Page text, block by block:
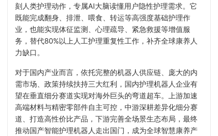
刻人类护理动作，专属AI大脑读懂用户隐性护理需求。它
既能完成翻身、排泄、喂食、转运等高强度基础护理作
业，也能实现体征监测、心理疏导、紧急救援等增值服
务，替代80%以上人工护理重复性工作，补齐全球康养人
力缺口。
对于国内产业而言，依托完整的机器人供应链、庞大的内
需市场、政策持续扶持三大红利，国内护理机器人企业有
望在垂直细分赛道实现对海外巨头的弯道超车。上游加速
高端材料与精密零部件自主可控，中游深耕差异化细分赛
道、打造高性价比产品，下游完善全场景生态布局，最终
推动国产智能护理机器人走出国门，成为全球智慧康养产